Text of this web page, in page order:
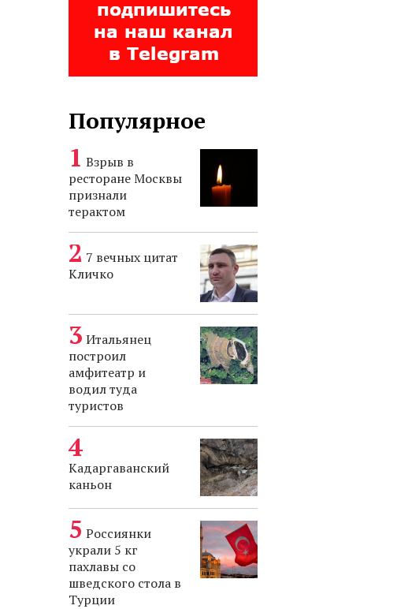
Популярное
Взрыв в
ресторане Москвы
признали
терактом
7 вечных цитат
Кличко
Итальянец
построил
амфитеатр и
водил туда
туристов
Кадаргаванский
каньон
Россиянки
украли 5 кг
пахлавы со
шведского стола в
Турции